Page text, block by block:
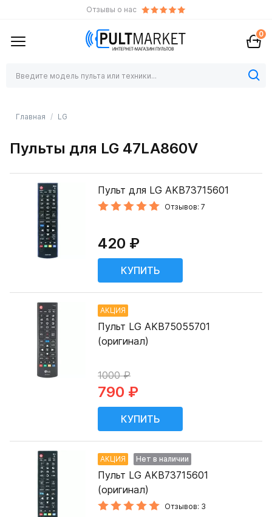
Отзывы о нас
0
Главная LG
Пульты для LG 47LA860V
Пульт для LG AKB73715601
Отзывов: 7
420 ₽
АКЦИЯ
Пульт LG AKB75055701
(оригинал)
1000 ₽
790 ₽
АКЦИЯ Нет в наличии
Пульт LG AKB73715601
(оригинал)
Отзывов: 3